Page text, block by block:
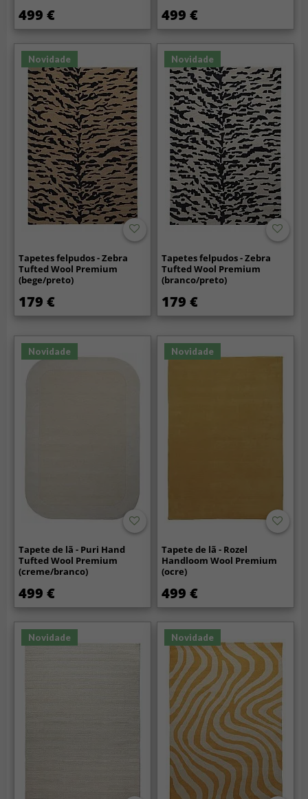
499 € 499 €
Novidade
Tapetes felpudos - Zebra
Tufted Wool Premium
(bege/preto)
179 €
Novidade
Tapetes felpudos - Zebra
Tufted Wool Premium
(branco/preto)
179 €
Novidade
Tapete de lã - Puri Hand
Tufted Wool Premium
(creme/branco)
499 €
Novidade
Tapete de lã - Rozel
Handloom Wool Premium
(ocre)
499 €
Novidade Novidade